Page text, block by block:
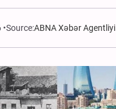
Source:ABNA Xəbər Agentliyi